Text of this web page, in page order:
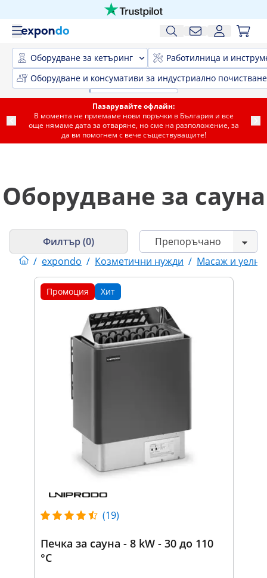
Оборудване за кетъринг
Работилница и
Оборудване и консумативи за индустриално почистване
Пазарувайте офлайн:
В момента не приемаме нови поръчки в България и все
още нямаме дата за отваряне, но сме на разположение, за
да ви помогнем с вече съществуващите!
Оборудване за сауна
/ expondo / Козметични нужди / Масаж и
Филтър (0)
Промоция Хит
(19)
Печка за сауна - 8 kW - 30 до 110
°C